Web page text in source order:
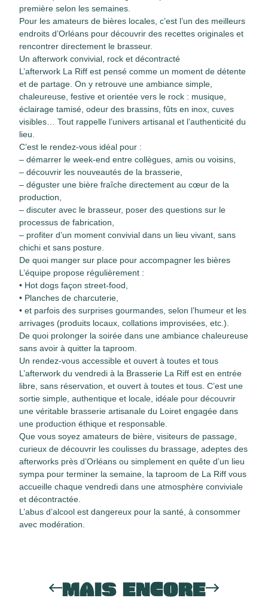
première selon les semaines.
Pour les amateurs de bières locales, c’est l’un des meilleurs
endroits d’Orléans pour découvrir des recettes originales et
rencontrer directement le brasseur.
Un afterwork convivial, rock et décontracté
L’afterwork La Riff est pensé comme un moment de détente
et de partage. On y retrouve une ambiance simple,
chaleureuse, festive et orientée vers le rock : musique,
éclairage tamisé, odeur des brassins, fûts en inox, cuves
visibles… Tout rappelle l’univers artisanal et l’authenticité du
lieu.
C’est le rendez-vous idéal pour :
– démarrer le week-end entre collègues, amis ou voisins,
– découvrir les nouveautés de la brasserie,
– déguster une bière fraîche directement au cœur de la
production,
– discuter avec le brasseur, poser des questions sur le
processus de fabrication,
– profiter d’un moment convivial dans un lieu vivant, sans
chichi et sans posture.
De quoi manger sur place pour accompagner les bières
L’équipe propose régulièrement :
• Hot dogs façon street-food,
• Planches de charcuterie,
• et parfois des surprises gourmandes, selon l’humeur et les
arrivages (produits locaux, collations improvisées, etc.).
De quoi prolonger la soirée dans une ambiance chaleureuse
sans avoir à quitter la taproom.
Un rendez-vous accessible et ouvert à toutes et tous
L’afterwork du vendredi à la Brasserie La Riff est en entrée
libre, sans réservation, et ouvert à toutes et tous. C’est une
sortie simple, authentique et locale, idéale pour découvrir
une véritable brasserie artisanale du Loiret engagée dans
une production éthique et responsable.
Que vous soyez amateurs de bière, visiteurs de passage,
curieux de découvrir les coulisses du brassage, adeptes des
afterworks près d’Orléans ou simplement en quête d’un lieu
sympa pour terminer la semaine, la taproom de La Riff vous
accueille chaque vendredi dans une atmosphère conviviale
et décontractée.
L’abus d’alcool est dangereux pour la santé, à consommer
avec modération.
MAIS ENCORE